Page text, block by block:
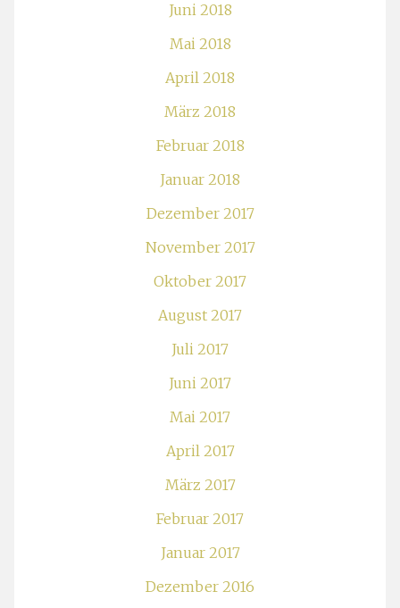
Juni 2018
Mai 2018
April 2018
März 2018
Februar 2018
Januar 2018
Dezember 2017
November 2017
Oktober 2017
August 2017
Juli 2017
Juni 2017
Mai 2017
April 2017
März 2017
Februar 2017
Januar 2017
Dezember 2016